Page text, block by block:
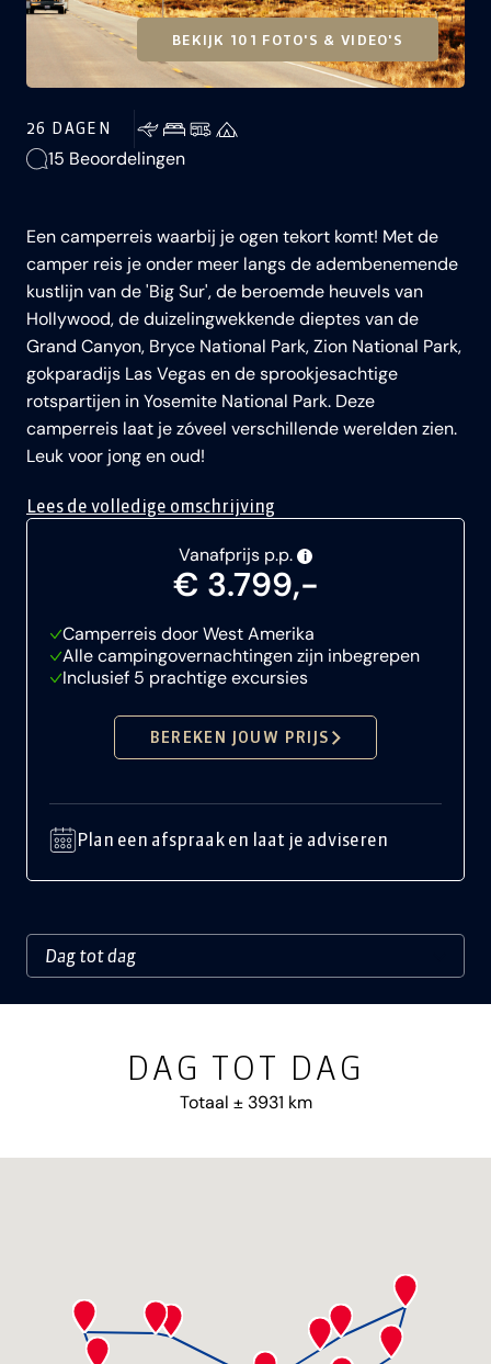
BEKIJK 101 FOTO'S & VIDEO'S
26 DAGEN
15 Beoordelingen
Een camperreis waarbij je ogen tekort komt! Met de
camper reis je onder meer langs de adembenemende
kustlijn van de 'Big Sur', de beroemde heuvels van
Hollywood, de duizelingwekkende dieptes van de
Grand Canyon, Bryce National Park, Zion National Park,
gokparadijs Las Vegas en de sprookjesachtige
rotspartijen in Yosemite National Park. Deze
camperreis laat je zóveel verschillende werelden zien.
Leuk voor jong en oud!
Lees de volledige omschrijving
€ 3.799,-
Vanafprijs p.p. i
Camperreis door West Amerika
Alle campingovernachtingen zijn inbegrepen
Inclusief 5 prachtige excursies
BEREKEN JOUW PRIJS
Plan een afspraak en laat je adviseren
DAG TOT DAG
Totaal ± 3931 km